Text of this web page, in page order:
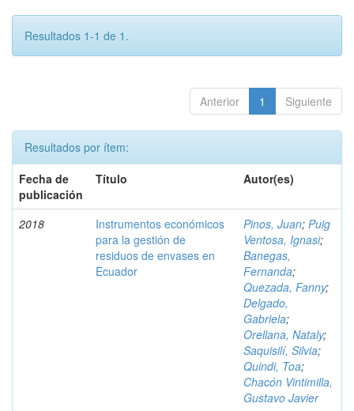
Resultados 1-1 de 1.
Anterior 1 Siguiente
Resultados por ítem:
Fecha de
publicación
Título Autor(es)
2018
Instrumentos económicos
para la gestión de
residuos de envases en
Ecuador
Pinos, Juan; Puig
Ventosa, Ignasi;
Banegas,
Fernanda;
Quezada, Fanny;
Delgado,
Gabriela;
Orellana, Nataly;
Saquisilí, Silvia;
Quindi, Toa;
Chacón Vintimilla,
Gustavo Javier